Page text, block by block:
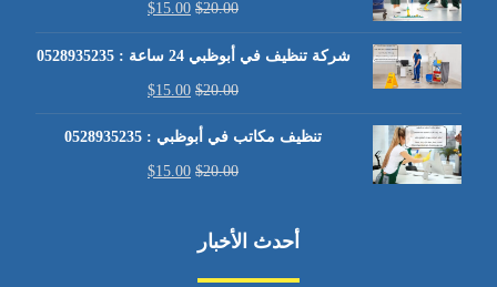
$20.00
$15.00
شركة تنظيف في أبوظبي 24 ساعة : 0528935235
$20.00
$15.00
تنظيف مكاتب في أبوظبي : 0528935235
$20.00
$15.00
أحدث الأخبار